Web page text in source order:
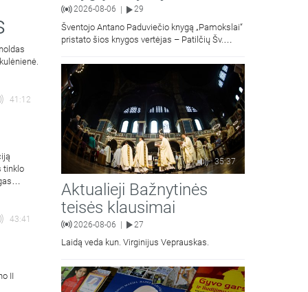
41:12
tinklo
43:41
II
2026-08-06 29
Šventojo Antano Paduviečio knygą „Pamokslai“
pristato šios knygos vertėjas – Patilčių Šv.
moralinės teologijos dr. Algirdas Petras
35:37
Aktualieji Bažnytinės
teisės klausimai
2026-08-06 27
Laidą veda kun. Virginijus Veprauskas.